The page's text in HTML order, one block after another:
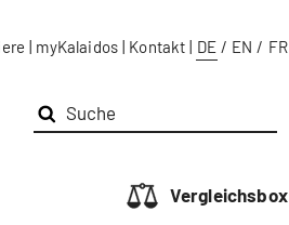
| myKalaidos | Kontakt | DE / EN / FR
Vergleichsbox